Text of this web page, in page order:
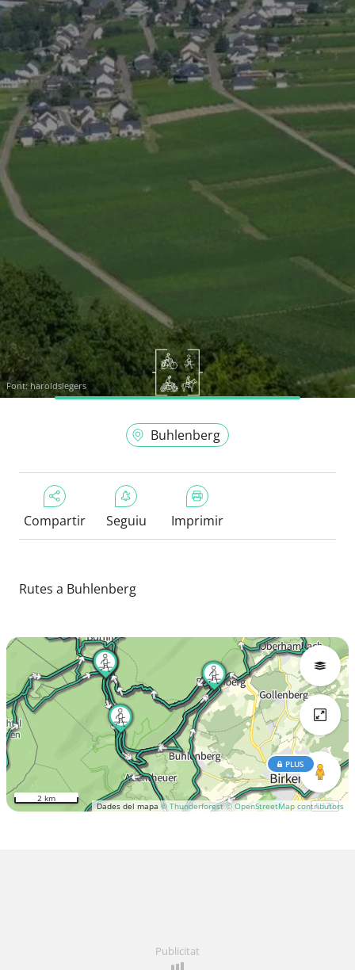
Font: haroldslegers
Buhlenberg
Compartir Seguiu Imprimir
Rutes a Buhlenberg
Dades del mapa© Thunderforest © OpenStreetMap contributors
PLUS
2 km
Publicitat